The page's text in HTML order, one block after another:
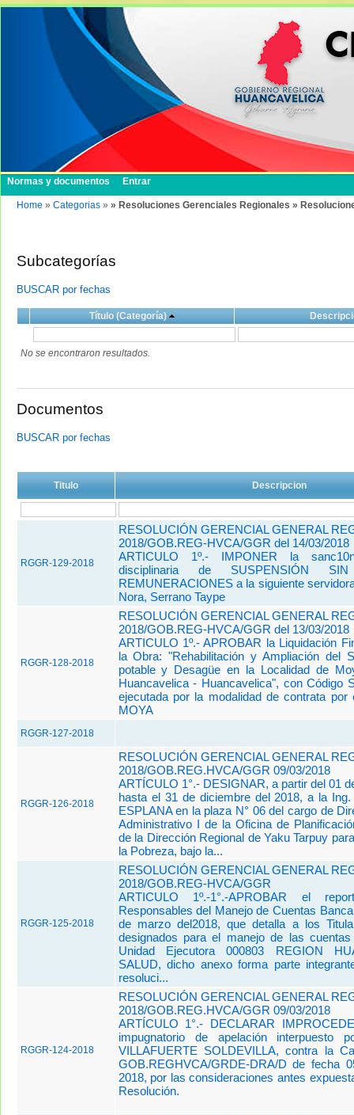
Normas y documentos Entrar
Home » Categorias » » Resoluciones Gerenciales Regionales »
Subcategorías
BUSCAR por fechas
Título (Categoría)
No se encontraron resultados.
Documentos
BUSCAR por fechas
Titulo Descripcion
RGGR-129-2018
RESOLUCIÓN GERENCIAL GENERAL
2018/GOB.REG-HVCA/GGR del 14/03/2018
ARTICULO 1º.- IMPONER la
disciplinaria de SUSPENSIÓN
REMUNERACIONES a la siguiente
Nora, Serrano Taype
RGGR-128-2018
RESOLUCIÓN GERENCIAL GENERAL
2018/GOB.REG-HVCA/GGR del 13/03/2018
ARTICULO 1º.- APROBAR la Liquidación
la Obra: "Rehabilitación y Ampliación del
potable y Desagüe en la Localidad de
Huancavelica - Huancavelica", con Código
ejecutada por la modalidad de contrata por
MOYA
RGGR-127-2018
RGGR-126-2018
RESOLUCIÓN GERENCIAL GENERAL
2018/GOB.REG.HVCA/GGR 09/03/2018
ARTÍCULO 1°.- DESIGNAR, a partir del 01
hasta el 31 de diciembre del 2018, a la
ESPLANA en la plaza N° 06 del cargo de
Administrativo I de la Oficina de
de la Dirección Regional de Yaku Tarpuy
la Pobreza, bajo la...
RGGR-125-2018
RESOLUCIÓN GERENCIAL GENERAL
2018/GOB.REG-HVCA/GGR
ARTICULO 1º.-1°.-APROBAR el
Responsables del Manejo de Cuentas
de marzo del2018, que detalla a los
designados para el manejo de las
Unidad Ejecutora 000803 REGION
SALUD, dicho anexo forma parte
resoluci...
RGGR-124-2018
RESOLUCIÓN GERENCIAL GENERAL
2018/GOB.REG.HVCA/GGR 09/03/2018
ARTÍCULO 1°.- DECLARAR
impugnatorio de apelación interpuesto
VILLAFUERTE SOLDEVILLA, contra la
GOB.REGHVCA/GRDE-DRA/D de fecha
2018, por las consideraciones antes
Resolución.